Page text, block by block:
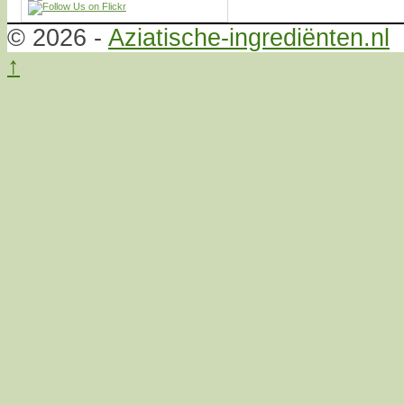
© 2026 - Aziatische-ingrediënten.nl
↑